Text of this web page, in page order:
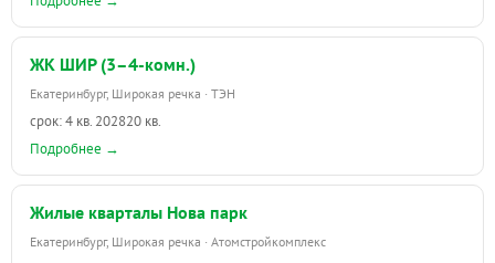
ЖК ШИР (3–4-комн.)
Екатеринбург, Широкая речка · ТЭН
срок: 4 кв. 202820 кв.
Подробнее →
Жилые кварталы Нова парк
Екатеринбург, Широкая речка · Атомстройкомплекс